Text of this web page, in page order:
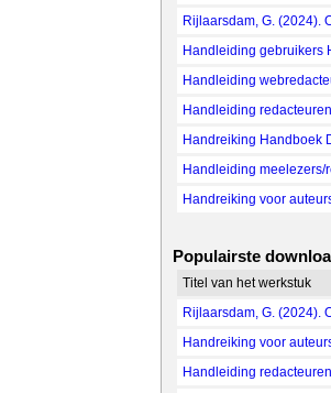
Rijlaarsdam, G. (2024).
Handleiding gebruikers
Handleiding
Handleiding
Handreiking Handboek
Handleiding meelezers/
Handreiking voor
Populairste
Titel van het werkstuk
Rijlaarsdam, G. (2024).
Handreiking voor
Handleiding